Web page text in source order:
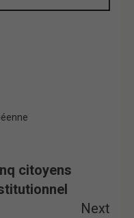
citoyens
Next